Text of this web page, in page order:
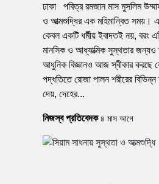
ঢাকা পবিত্র রমজান মাস মুসলিম
ও আত্মশুদ্ধির এক মহিমান্বিত সময়।
কেবল একটি ধর্মীয় ইবাদতই নয়, বরং
মানসিক ও আধ্যাত্মিক সুস্থতার
আধুনিক বিজ্ঞানও আজ স্বীকার করছে
পদ্ধতিতে রোজা পালন শরীরের বিভিন্ন
দেয়, দেহের...
নিজস্ব প্রতিবেদক ৪ মাস আগে